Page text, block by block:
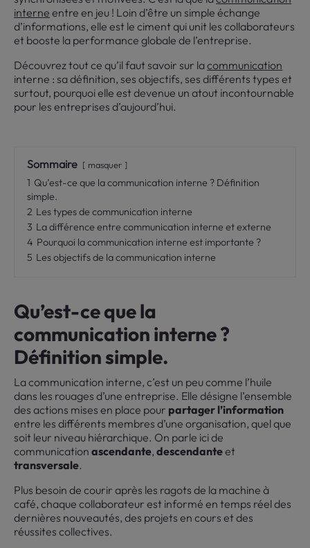
interne entre en jeu ! Loin d’être un simple échange
d’informations, elle est le ciment qui unit les collaborateurs
et booste la performance globale de l’entreprise.
Découvrez tout ce qu’il faut savoir sur lacommunication
interne : sa définition, ses objectifs, ses différents types et
surtout, pourquoi elle est devenue un atout incontournable
pour les entreprises d’aujourd’hui.
Sommaire masquer
1 Qu’est-ce que la communication interne ? Définition
simple.
2 Les types de communication interne
3 La différence entre communication interne et externe
4 Pourquoi la communication interne est importante ?
5 Les objectifs de la communication interne
Qu’est-ce que la
communication interne ?
Définition simple.
La communication interne, c’est un peu comme l’huile
dans les rouages d’une entreprise. Elle désigne l’ensemble
des actions mises en place pour partager l’information
entre les différents membres d’une organisation, quel que
soit leur niveau hiérarchique. On parle ici de
communicationascendante,descendanteet
transversale.
Plus besoin de courir après les ragots de la machine à
café, chaque collaborateur est informé en temps réel des
dernières nouveautés, des projets en cours et des
réussites collectives.